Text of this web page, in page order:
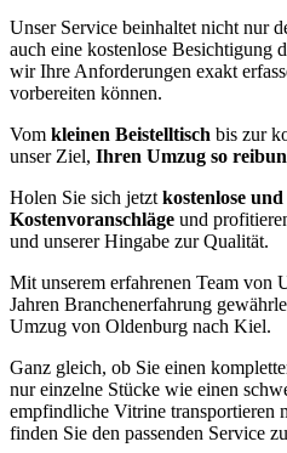
Unser Service beinhaltet nicht nur
auch eine kostenlose Besichtigung
wir Ihre Anforderungen exakt
vorbereiten können.
Vom kleinen Beistelltisch bis zur
unser Ziel, Ihren Umzug so
Holen Sie sich jetzt kostenlose
Kostenvoranschläge und
und unserer Hingabe zur Qualität.
Mit unserem erfahrenen Team von
Jahren Branchenerfahrung
Umzug von Oldenburg nach Kiel.
Ganz gleich, ob Sie einen
nur einzelne Stücke wie einen
empfindliche Vitrine transportieren
finden Sie den passenden Service